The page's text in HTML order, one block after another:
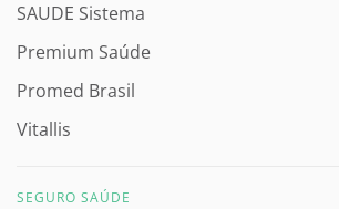
SAUDE Sistema
Premium Saúde
Promed Brasil
Vitallis
SEGURO SAÚDE